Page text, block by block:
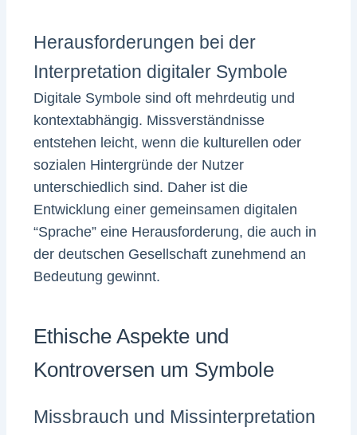
Herausforderungen bei der
Interpretation digitaler Symbole
Digitale Symbole sind oft mehrdeutig und
kontextabhängig. Missverständnisse
entstehen leicht, wenn die kulturellen oder
sozialen Hintergründe der Nutzer
unterschiedlich sind. Daher ist die
Entwicklung einer gemeinsamen digitalen
“Sprache” eine Herausforderung, die auch in
der deutschen Gesellschaft zunehmend an
Bedeutung gewinnt.
Ethische Aspekte und
Kontroversen um Symbole
Missbrauch und Missinterpretation